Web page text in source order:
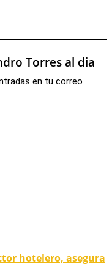
Torres al dia
en tu correo
hotelero, asegura